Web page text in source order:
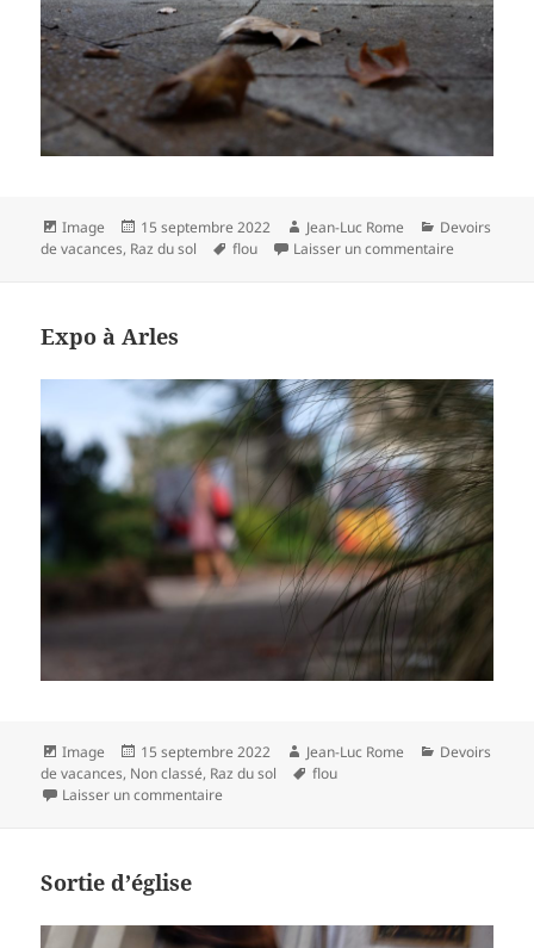
Format
Image
Publié
le
15 septembre 2022 Auteur
Jean-Luc Rome Catégories
Devoirs
de vacances, Raz du sol
Mots-
flou Laisser un commentaire
Expo à Arles
Format
Image
Publié
le
15 septembre 2022 Auteur
Jean-Luc Rome Catégories
Devoirs
de vacances, Non classé, Raz du sol
Mots-
flou
Laisser un commentaire
Sortie d’église